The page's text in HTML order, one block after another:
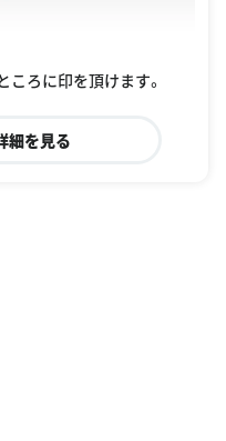
ころに印を頂けます。
細を見る